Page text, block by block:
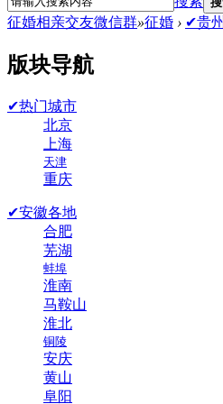
征婚相亲交友微信群»征婚 › ✔贵
版块导航
✔热门城市
北京
上海
天津
重庆
✔安徽各地
合肥
芜湖
蚌埠
淮南
马鞍山
淮北
铜陵
安庆
黄山
阜阳